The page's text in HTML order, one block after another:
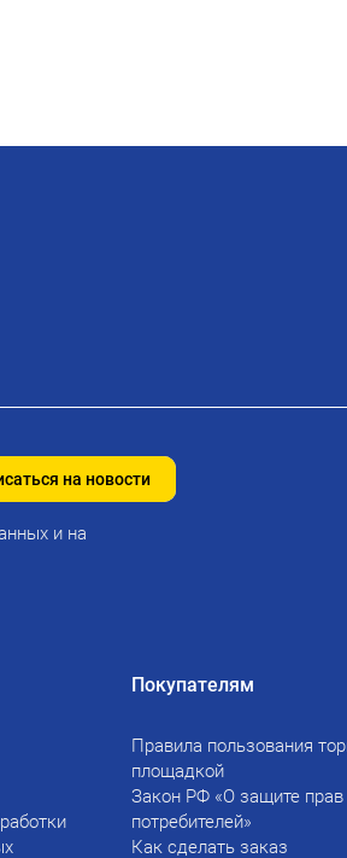
на новости
и на
Покупателям
Правила пользования
площадкой
Закон РФ «О защите прав
потребителей»
Как сделать заказ